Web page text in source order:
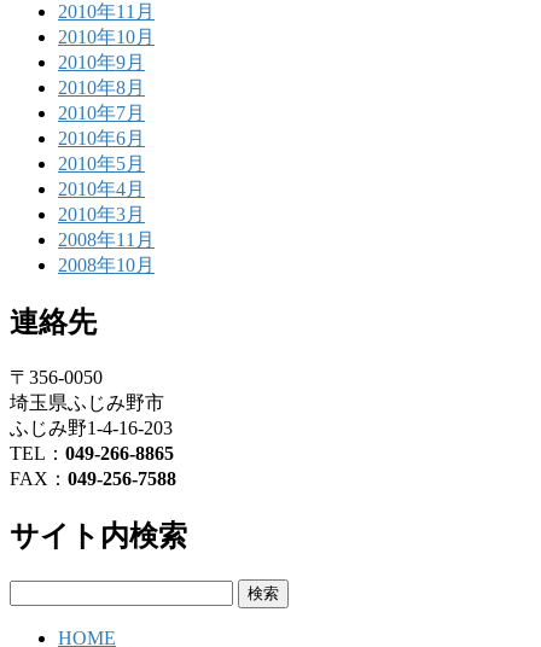
2010年11月
2010年10月
2010年9月
2010年8月
2010年7月
2010年6月
2010年5月
2010年4月
2010年3月
2008年11月
2008年10月
連絡先
〒356-0050
埼玉県ふじみ野市
ふじみ野1-4-16-203
TEL： 049-266-8865
FAX： 049-256-7588
サイト内検索
HOME